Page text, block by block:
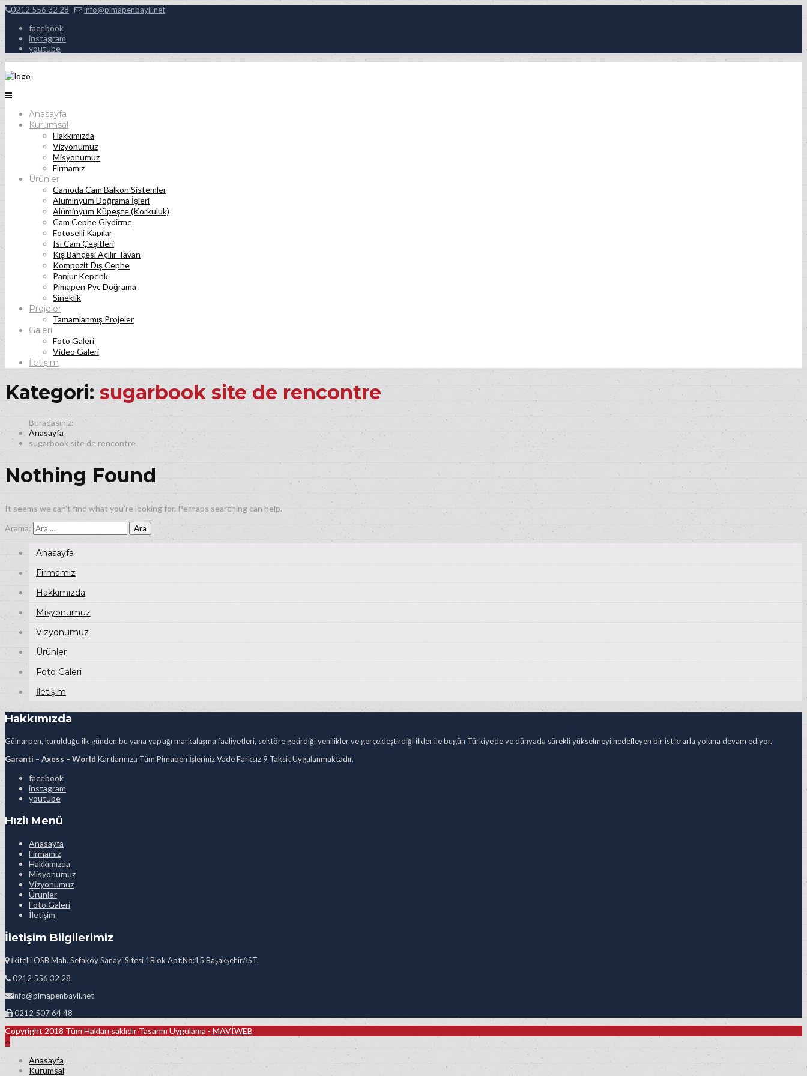
0212 556 32 28 info@pimapenbayii.net
facebook
instagram
youtube
Anasayfa
Kurumsal
Hakkımızda
Vizyonumuz
Misyonumuz
Firmamız
Ürünler
Camoda Cam Balkon Sistemler
Alüminyum Doğrama İşleri
Alüminyum Küpeşte (Korkuluk)
Cam Cephe Giydirme
Fotoselli Kapılar
Isı Cam Çeşitleri
Kış Bahçesi Açılır Tavan
Kompozit Dış Cephe
Panjur Kepenk
Pimapen Pvc Doğrama
Sineklik
Projeler
Tamamlanmış Projeler
Galeri
Foto Galeri
Video Galeri
İletişim
Kategori: sugarbook site de rencontre
Anasayfa
sugarbook site de rencontre
Nothing Found
It seems we can’t find what you’re looking for. Perhaps searching can help.
Arama:
Anasayfa
Firmamız
Hakkımızda
Misyonumuz
Vizyonumuz
Ürünler
Foto Galeri
İletişim
Hakkımızda
Gülnarpen, kurulduğu ilk günden bu yana yaptığı markalaşma faaliyetleri, sektöre getirdiği yenilikler ve gerçekleştirdiği ilkler ile bugün Türkiye’de ve dünyada sürekli yükselmeyi hedefleyen bir istikrarla yoluna devam ediyor.
Garanti – Axess – World Kartlarınıza Tüm Pimapen İşleriniz Vade Farksız 9 Taksit Uygulanmaktadır.
facebook
instagram
youtube
Hızlı Menü
Anasayfa
Firmamız
Hakkımızda
Misyonumuz
Vizyonumuz
Ürünler
Foto Galeri
İletişim
İletişim Bilgilerimiz
İkitelli OSB Mah. Sefaköy Sanayi Sitesi 1Blok Apt.No:15 Başakşehir/İST.
0212 556 32 28
info@pimapenbayii.net
0212 507 64 48
Copyright 2018 Tüm Hakları saklıdır Tasarım Uygulama - MAVİWEB
Anasayfa
Kurumsal